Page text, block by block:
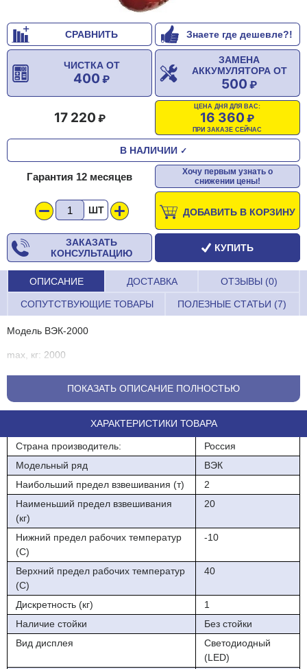
СРАВНИТЬ Знаете где дешевле?!
ЗАМЕНА
АККУМУЛЯТОРА ОТ
500
ЧИСТКА ОТ
400
ЦЕНА ДНЯ ДЛЯ ВАС:
16 360
ПРИ ЗАКАЗЕ СЕЙЧАС
17 220
В НАЛИЧИИ ✓
Гарантия 12 месяцев
Хочу первым узнать о
снижении цены!
ШТ ДОБАВИТЬ В КОРЗИНУ
ЗАКАЗАТЬ
КОНСУЛЬТАЦИЮ
КУПИТЬ
ОПИСАНИЕ ДОСТАВКА ОТЗЫВЫ (0)
СОПУТСТВУЮЩИЕ ТОВАРЫ ПОЛЕЗНЫЕ СТАТЬИ (7)
Модель ВЭК-2000
max, кг: 2000
Дискретность, кг: 1
Дисплей: LED, 5 символов высотой 30мм
Диапазон температур эксплуатации, 0С: -10…+40
Класс точности по ГОСТ 29329: III (средний)
Диапазон дистанционного управления, м: 20
Питание: Встроенный аккумулятор
Материал корпуса : Алюминиевый сплав
Габаритные размеры, мм : 220х440х155
Крановые весы ВЭК/6-2000
Макс. грузоподъемность: 2 т
Точность: 1 кг
Поверка на 1 год
ПОКАЗАТЬ ОПИСАНИЕ ПОЛНОСТЬЮ
ХАРАКТЕРИСТИКИ ТОВАРА
Страна производитель:
Россия
Модельный ряд
ВЭК
Наибольший предел взвешивания (т)
2
Наименьший предел взвешивания
(кг)
20
Нижний предел рабочих температур
(С)
-10
Верхний предел рабочих температур
(С)
40
Дискретность (кг)
1
Наличие стойки
Без стойки
Вид дисплея
Светодиодный
(LED)